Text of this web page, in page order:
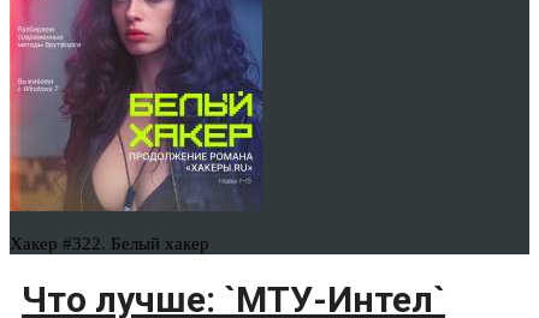
Хакер #322. Белый хакер
Что лучше: `МТУ-Интел`